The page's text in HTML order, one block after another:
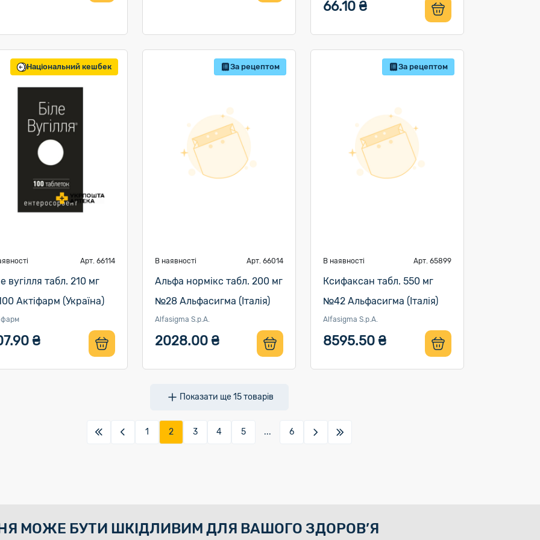
66.10 ₴
Національний кешбек
Арт. 66114
вугілля табл. 210 мг
Актіфарм (Україна)
₴
За рецептом
В наявності Арт. 66014
Альфа нормікс табл. 200 мг
№28 Альфасигма (Італія)
Alfasigma S.p.A.
2028.00 ₴
За рецептом
В наявності Арт. 65899
Ксифаксан табл. 550 мг
№42 Альфасигма (Італія)
Alfasigma S.p.A.
8595.50 ₴
Показати ще15товарів
1 2 3 4 5 ... 6
МОЖЕ БУТИ ШКІДЛИВИМ ДЛЯ ВАШОГО ЗДОРОВ’Я